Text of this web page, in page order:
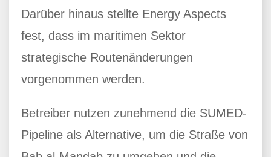
Darüber hinaus stellte Energy Aspects
fest, dass im maritimen Sektor
strategische Routenänderungen
vorgenommen werden.
Betreiber nutzen zunehmend die SUMED-
Pipeline als Alternative, um die Straße von